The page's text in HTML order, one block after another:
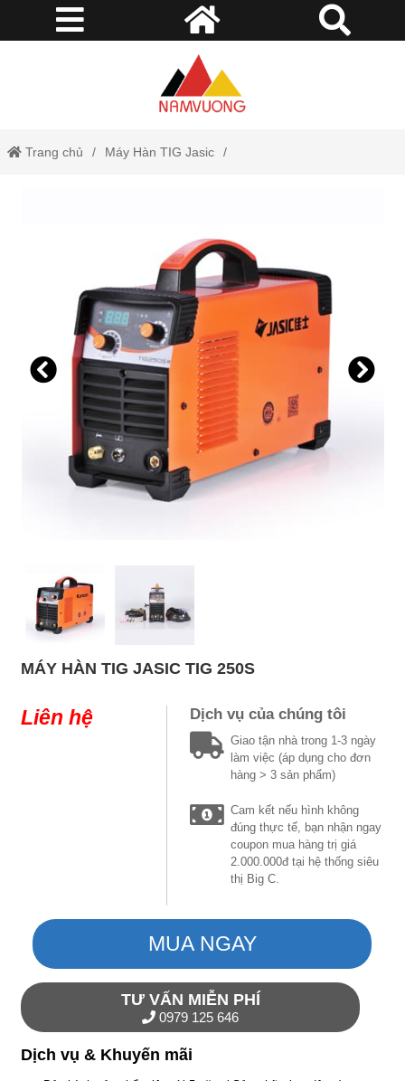
Trang chủ Máy Hàn TIG Jasic
MÁY HÀN TIG JASIC TIG 250S
Liên hệ Dịch vụ của chúng tôi
Giao tận nhà trong 1-3 ngày
làm việc (áp dụng cho đơn
hàng > 3 sản phẩm)
Cam kết nếu hình không
đúng thực tế, bạn nhận ngay
coupon mua hàng trị giá
2.000.000đ tại hệ thống siêu
thị Big C.
MUA NGAY
TƯ VẤN MIỄN PHÍ
0979 125 646
Dịch vụ & Khuyến mãi